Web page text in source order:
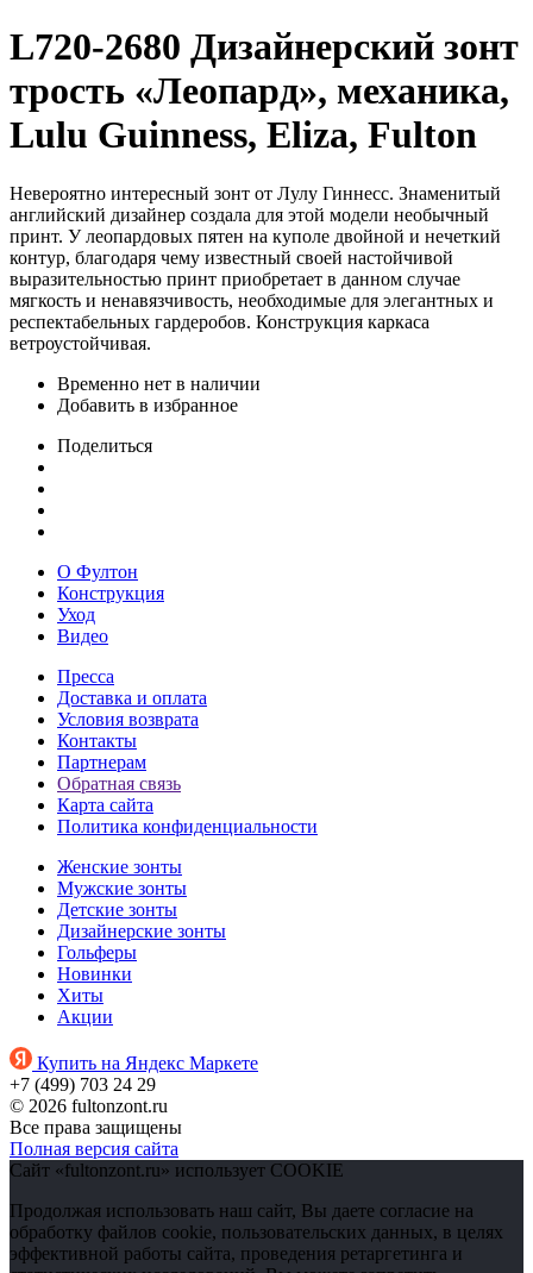
L720-2680 Дизайнерский зонт
трость «Леопард», механика,
Lulu Guinness, Eliza, Fulton
Невероятно интересный зонт от Лулу Гиннесс. Знаменитый
английский дизайнер создала для этой модели необычный
принт. У леопардовых пятен на куполе двойной и нечеткий
контур, благодаря чему известный своей настойчивой
выразительностью принт приобретает в данном случае
мягкость и ненавязчивость, необходимые для элегантных и
респектабельных гардеробов. Конструкция каркаса
ветроустойчивая.
Временно нет в наличии
Добавить в избранное
Поделиться
О Фултон
Конструкция
Уход
Видео
Пресса
Доставка и оплата
Условия возврата
Контакты
Партнерам
Обратная связь
Карта сайта
Политика конфиденциальности
Женские зонты
Мужские зонты
Детские зонты
Дизайнерские зонты
Гольферы
Новинки
Хиты
Акции
Купить на Яндекс Маркете
+7 (499) 703 24 29
© 2026 fultonzont.ru
Все права защищены
Полная версия сайта
Сайт «fultonzont.ru» использует COOKIE
Продолжая использовать наш сайт, Вы даете согласие на
обработку файлов cookie, пользовательских данных, в целях
эффективной работы сайта, проведения ретаргетинга и